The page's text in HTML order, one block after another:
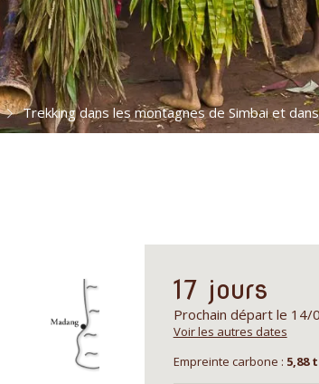
Trekking dans les montagnes de Simbai et
17 jours
Prochain départ le 14/
Voir les autres dates
Empreinte carbone : 5,88